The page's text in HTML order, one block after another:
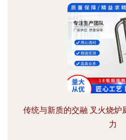
传统与新质的交融 叉火烧炉
力